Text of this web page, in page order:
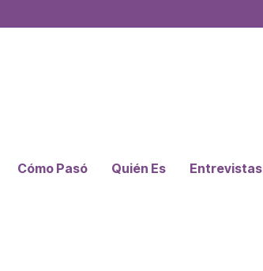
Cómo Pasó Quién Es Entrevistas